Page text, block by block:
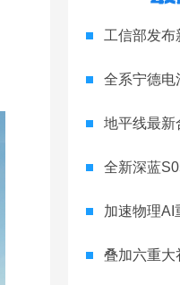
工信部发布新一
全系宁德电池续航再
地平线最新合作
全新深蓝S05上市11.59
加速物理AI重塑干线
叠加六重大礼！全新一